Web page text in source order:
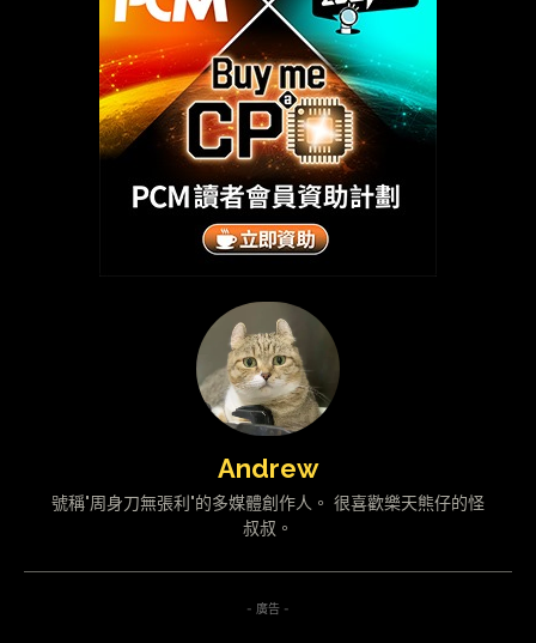
Andrew
號稱"周身刀無張利"的多媒體創作人。 很喜歡樂天熊仔的怪
叔叔。
- 廣告 -